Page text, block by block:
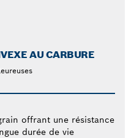
AU CARBURE
offrant une résistance
durée de vie